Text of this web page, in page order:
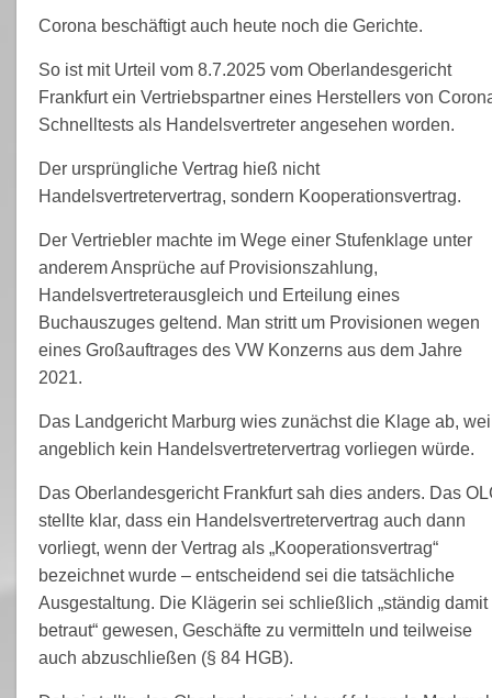
Corona beschäftigt auch heute noch die Gerichte.
So ist mit Urteil vom 8.7.2025 vom Oberlandesgericht
Frankfurt ein Vertriebspartner eines Herstellers von
Schnelltests als Handelsvertreter angesehen worden.
Der ursprüngliche Vertrag hieß nicht
Handelsvertretervertrag, sondern Kooperationsvertrag.
Der Vertriebler machte im Wege einer Stufenklage unter
anderem Ansprüche auf Provisionszahlung,
Handelsvertreterausgleich und Erteilung eines
Buchauszuges geltend. Man stritt um Provisionen wegen
eines Großauftrages des VW Konzerns aus dem Jahre
2021.
Das Landgericht Marburg wies zunächst die Klage ab,
angeblich kein Handelsvertretervertrag vorliegen würde.
Das Oberlandesgericht Frankfurt sah dies anders. Das
stellte klar, dass ein Handelsvertretervertrag auch dann
vorliegt, wenn der Vertrag als „Kooperationsvertrag“
bezeichnet wurde – entscheidend sei die tatsächliche
Ausgestaltung. Die Klägerin sei schließlich „ständig damit
betraut“ gewesen, Geschäfte zu vermitteln und teilweise
auch abzuschließen (§ 84 HGB).